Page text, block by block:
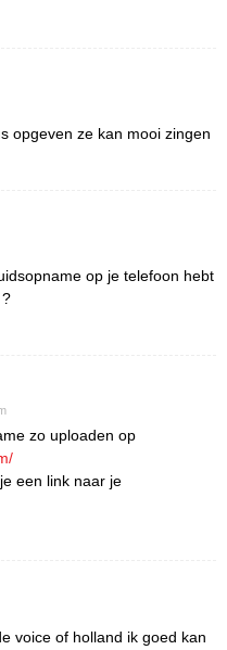
opgeven ze kan mooi zingen
op je telefoon hebt
zo uploaden op
een link naar je
voice of holland ik goed kan